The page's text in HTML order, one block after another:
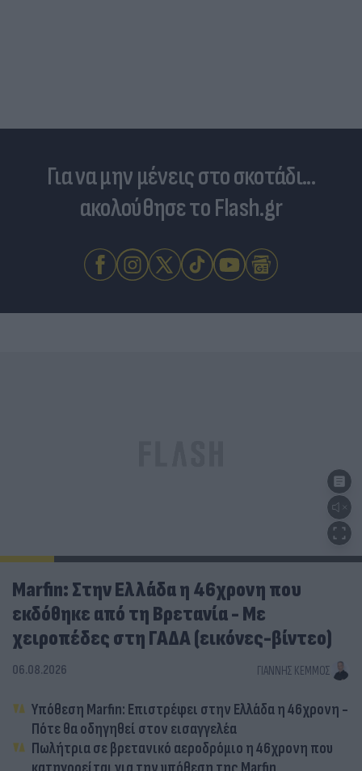
Για να μην μένεις στο σκοτάδι...
ακολούθησε το Flash.gr
Marfin: Στην Ελλάδα η 46χρονη που
εκδόθηκε από τη Βρετανία - Με
χειροπέδες στη ΓΑΔΑ (εικόνες-βίντεο)
06.08.2026 ΓΙΆΝΝΗΣ ΚΈΜΜΟΣ
Υπόθεση Marfin: Επιστρέφει στην Ελλάδα η 46χρονη -
Πότε θα οδηγηθεί στον εισαγγελέα
Πωλήτρια σε βρετανικό αεροδρόμιο η 46χρονη που